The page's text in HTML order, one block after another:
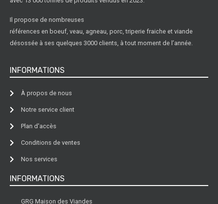
Il propose de nombreuses
références en boeuf, veau, agneau, porc, triperie fraiche et viande
désossée à ses quelques 3000 clients, à tout moment de l’année.
INFORMATIONS
À propos de nous
Notre service client
Plan d'accès
Conditions de ventes
Nos services
INFORMATIONS
GRG Maison des Viandes